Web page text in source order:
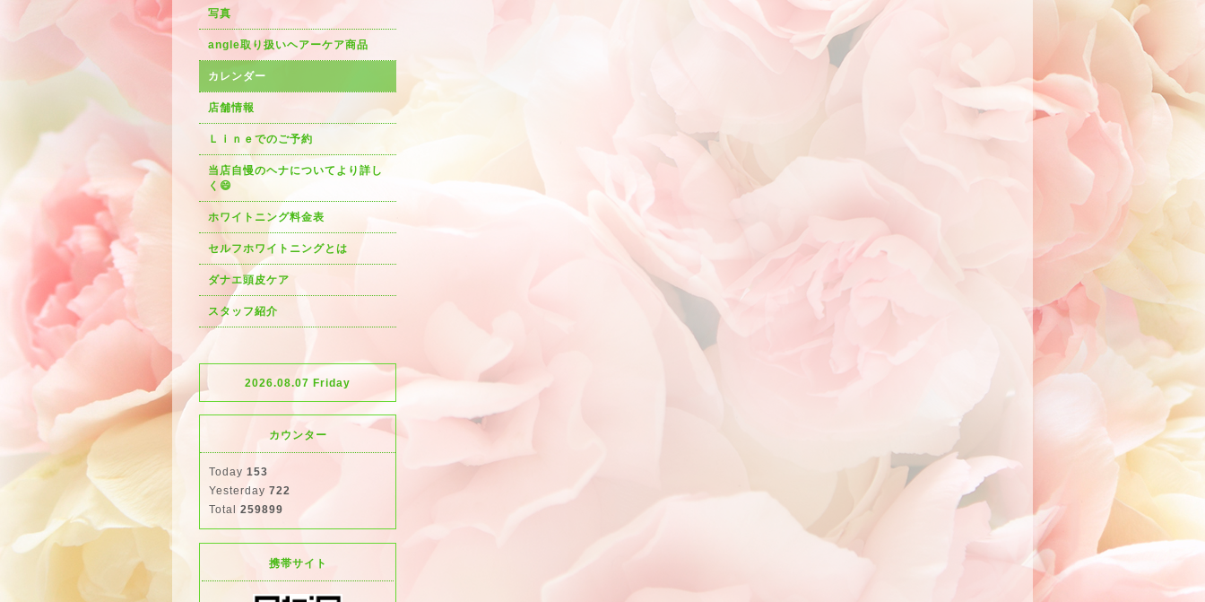
写真
angle取り扱いヘアーケア商品
カレンダー
店舗情報
Ｌｉｎｅでのご予約
当店自慢のヘナについてより詳し
く😄
ホワイトニング料金表
セルフホワイトニングとは
ダナエ頭皮ケア
スタッフ紹介
2026.08.07 Friday
カウンター
Today 153
Yesterday 722
Total 259899
携帯サイト